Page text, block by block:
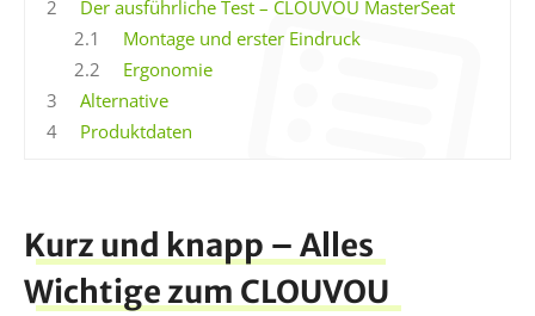
2
Der ausführliche Test – CLOUVOU MasterSeat
2.1
Montage und erster Eindruck
2.2
Ergonomie
3
Alternative
4
Produktdaten
Kurz und knapp – Alles
Wichtige zum CLOUVOU